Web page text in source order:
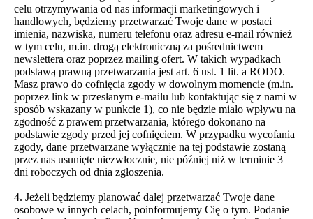
celu otrzymywania od nas informacji marketingowych i
handlowych, będziemy przetwarzać Twoje dane w postaci
imienia, nazwiska, numeru telefonu oraz adresu e-mail również
w tym celu, m.in. drogą elektroniczną za pośrednictwem
newslettera oraz poprzez mailing ofert. W takich wypadkach
podstawą prawną przetwarzania jest art. 6 ust. 1 lit. a RODO.
Masz prawo do cofnięcia zgody w dowolnym momencie (m.in.
poprzez link w przesłanym e-mailu lub kontaktując się z nami w
sposób wskazany w punkcie 1), co nie będzie miało wpływu na
zgodność z prawem przetwarzania, którego dokonano na
podstawie zgody przed jej cofnięciem. W przypadku wycofania
zgody, dane przetwarzane wyłącznie na tej podstawie zostaną
przez nas usunięte niezwłocznie, nie później niż w terminie 3
dni roboczych od dnia zgłoszenia.
4. Jeżeli będziemy planować dalej przetwarzać Twoje dane
osobowe w innych celach, poinformujemy Cię o tym. Podanie